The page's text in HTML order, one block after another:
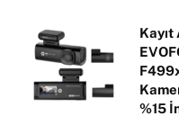
Kayıt
%15